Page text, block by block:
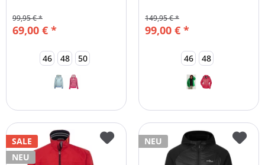
69,00 € *
99,95 € *
46 48 50
99,00 € *
149,95 € *
46 48
SALE
NEU
NEU